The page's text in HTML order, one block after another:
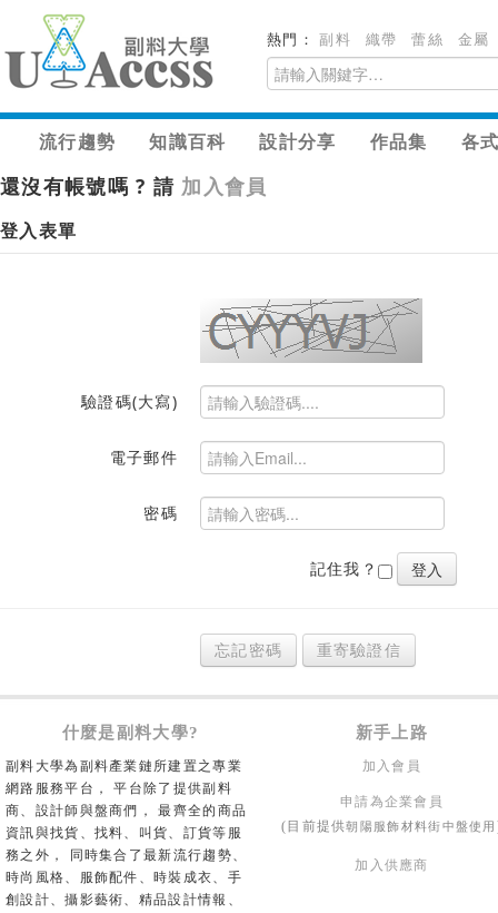
熱門：副料 織帶 蕾絲 金屬
流行趨勢 知識百科 設計分享 作品集 各
還沒有帳號嗎 ? 請 加入會員
登入表單
驗證碼(大寫)
電子郵件
密碼
記住我？
忘記密碼 重寄驗證信
什麼是副料大學? 新手上路
副料大學為副料產業鏈所建置之專業
網路服務平台， 平台除了提供副料
商、設計師與盤商們， 最齊全的商品
資訊與找貨、找料、叫貨、訂貨等服
務之外， 同時集合了最新流行趨勢、
時尚風格、服飾配件、時裝成衣、手
創設計、攝影藝術、精品設計情報、
加入會員
申請為企業會員
(目前提供朝陽服飾材料街中盤使用
加入供應商